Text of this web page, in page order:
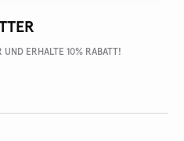
UND ERHALTE 10% RABATT!